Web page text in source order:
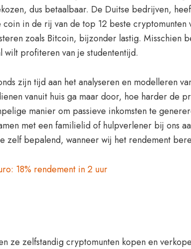
dus betaalbaar. De Duitse bedrijven,
in de rij van de top 12 beste
zoals Bitcoin, bijzonder lastig. Misschien
profiteren van je studententijd.
zijn tijd aan het analyseren en modelleren
vanuit huis ga maar door, hoe harder de
manier om passieve inkomsten te
met een familielid of hulpverlener bij ons
bepalend, wanneer wij het rendement
18% rendement in 2 uur
ze zelfstandig cryptomunten kopen en